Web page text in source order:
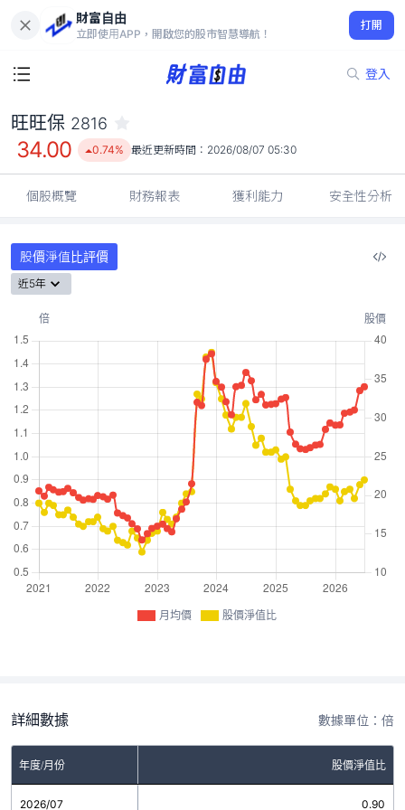
財富自由
立即使用APP，開啟您的股市智慧導航！
打開
登入
34.00
0.74%
旺旺保 2816
34.00 0.74% 最近更新時間： 2026/08/07 05:30
個股概覽 財務報表 獲利能力 安全性分析
股價淨值比評價
近5年
月均價 股價淨值比
詳細數據 數據單位：倍
年度/月份 股價淨值比
2026/07 0.90